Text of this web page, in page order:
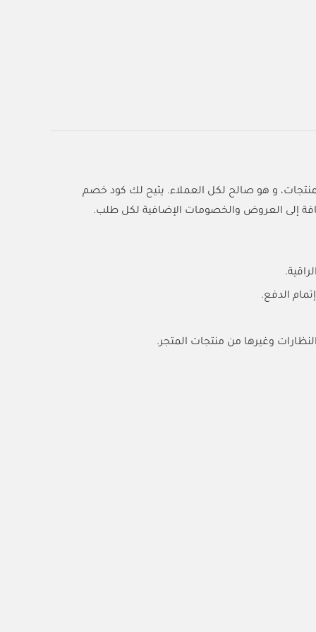
يتيح لك كود خصم